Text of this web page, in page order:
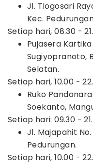
Jl. Tlogosari
Kec.
Setiap hari, 08.30 -
Pujasera
Sugiyopranoto,
Selatan.
Setiap hari, 10.00 -
Ruko
Soekanto,
Setiap hari: 09.30 -
Jl. Majapahit No.
Pedurungan.
Setiap hari, 10.00 -